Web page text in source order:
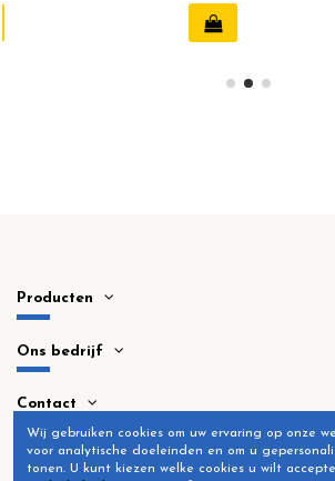
Producten
Ons bedrijf
Contact
Wij gebruiken cookies om uw ervaring op onze
voor analytische doeleinden en om u
tonen. U kunt kiezen welke cookies u wilt